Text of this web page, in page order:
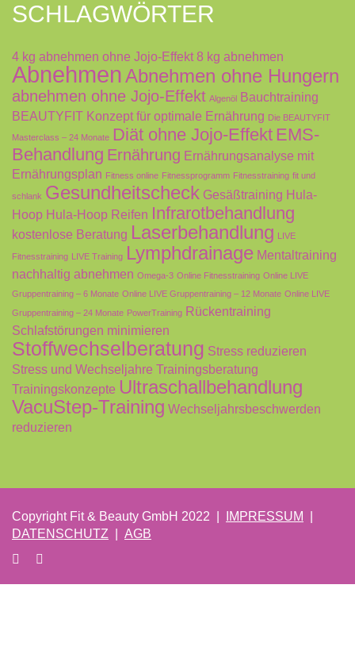
SCHLAGWÖRTER
4 kg abnehmen ohne Jojo-Effekt 8 kg abnehmen
AbnehmenAbnehmen ohne Hungern
abnehmen ohne Jojo-Effekt Algenöl Bauchtraining
BEAUTYFIT Konzept für optimale Ernährung Die BEAUTYFIT
Masterclass – 24 Monate Diät ohne Jojo-Effekt EMS-
Behandlung Ernährung Ernährungsanalyse mit
Ernährungsplan Fitness online Fitnessprogramm Fitnesstraining fit und
schlank Gesundheitscheck Gesäßtraining Hula-
Hoop Hula-Hoop Reifen Infrarotbehandlung
kostenlose Beratung Laserbehandlung LIVE
Fitnesstraining LIVE Training Lymphdrainage Mentaltraining
nachhaltig abnehmen Omega-3 Online Fitnesstraining Online LIVE
Gruppentraining – 6 Monate Online LIVE Gruppentraining – 12 Monate Online LIVE
Gruppentraining – 24 Monate PowerTraining Rückentraining
Schlafstörungen minimieren
Stoffwechselberatung Stress reduzieren
Stress und Wechseljahre Trainingsberatung
Trainingskonzepte Ultraschallbehandlung
VacuStep-Training Wechseljahrsbeschwerden
reduzieren
Copyright Fit & Beauty GmbH 2022 | IMPRESSUM
DATENSCHUTZ
AGB